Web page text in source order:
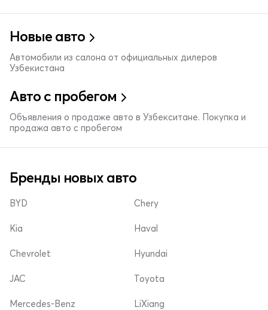
Новые авто
Автомобили из салона от официальных дилеров
Узбекистана
Авто с пробегом
Объявления о продаже авто в Узбекситане. Покупка и
продажа авто с пробегом
Бренды новых авто
BYD
Kia
Chevrolet
Chery
Haval
Hyundai
JAC
Mercedes-Benz
Toyota
LiXiang